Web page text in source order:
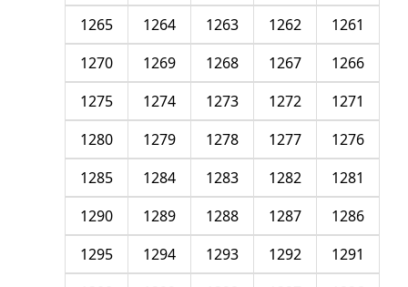
1261
1262
1263
1264
1265
1266
1267
1268
1269
1270
1271
1272
1273
1274
1275
1276
1277
1278
1279
1280
1281
1282
1283
1284
1285
1286
1287
1288
1289
1290
1291
1292
1293
1294
1295